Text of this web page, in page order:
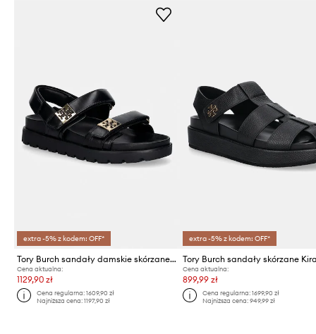
extra -5% z kodem: OFF*
Tory Burch sandały damskie skórzane Mellow Sport Sandal
Cena aktualna:
1129,90 zł
Cena regularna:1609,90 zł
Najniższa cena:1197,90 zł
extra -5% z kodem: OFF*
Cena aktualna:
899,99 zł
Cena regularna: 1699,90 zł
Najniższa cena: 949,99 zł